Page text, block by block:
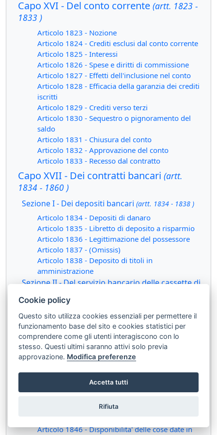
Capo XVI - Del conto corrente (artt. 1823 -
1833 )
Articolo 1823 - Nozione
Articolo 1824 - Crediti esclusi dal conto corrente
Articolo 1825 - Interessi
Articolo 1826 - Spese e diritti di commissione
Articolo 1827 - Effetti dell'inclusione nel conto
Articolo 1828 - Efficacia della garanzia dei crediti
iscritti
Articolo 1829 - Crediti verso terzi
Articolo 1830 - Sequestro o pignoramento del
saldo
Articolo 1831 - Chiusura del conto
Articolo 1832 - Approvazione del conto
Articolo 1833 - Recesso dal contratto
Capo XVII - Dei contratti bancari (artt.
1834 - 1860 )
Sezione I - Dei depositi bancari (artt. 1834 - 1838 )
Articolo 1834 - Depositi di danaro
Articolo 1835 - Libretto di deposito a risparmio
Articolo 1836 - Legittimazione del possessore
Articolo 1837 - (Omissis)
Articolo 1838 - Deposito di titoli in
amministrazione
Sezione II - Del servizio bancario delle cassette di
Articolo 1839 - Cassette di sicurezza
Articolo 1840 - Apertura della cassetta
Articolo 1841 - Apertura forzata della cassetta
Sezione III - Dell'apertura di credito bancario
1842 - 1845 )
Articolo 1842 - Nozione
Articolo 1843 - Utilizzazione del credito
Articolo 1844 - Garanzia
Articolo 1845 - Recesso dal contratto
Sezione IV - Dell'anticipazione bancaria
Articolo 1846 - Disponibilita' delle cose date in
Cookie policy
Questo sito utilizza cookies essenziali per permettere il
funzionamento base del sito e cookies statistici per
comprendere come gli utenti interagiscono con lo
stesso. Questi ultimi saranno attivi solo previa
approvazione. Modifica preferenze
Accetta tutti
Rifiuta